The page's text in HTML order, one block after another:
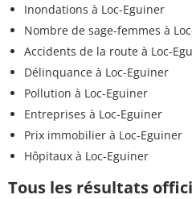
Inondations à Loc-Eguiner
Nombre de sage-femmes à
Accidents de la route à Loc-
Délinquance à Loc-Eguiner
Pollution à Loc-Eguiner
Entreprises à Loc-Eguiner
Prix immobilier à Loc-Eguiner
Hôpitaux à Loc-Eguiner
Tous les résultats